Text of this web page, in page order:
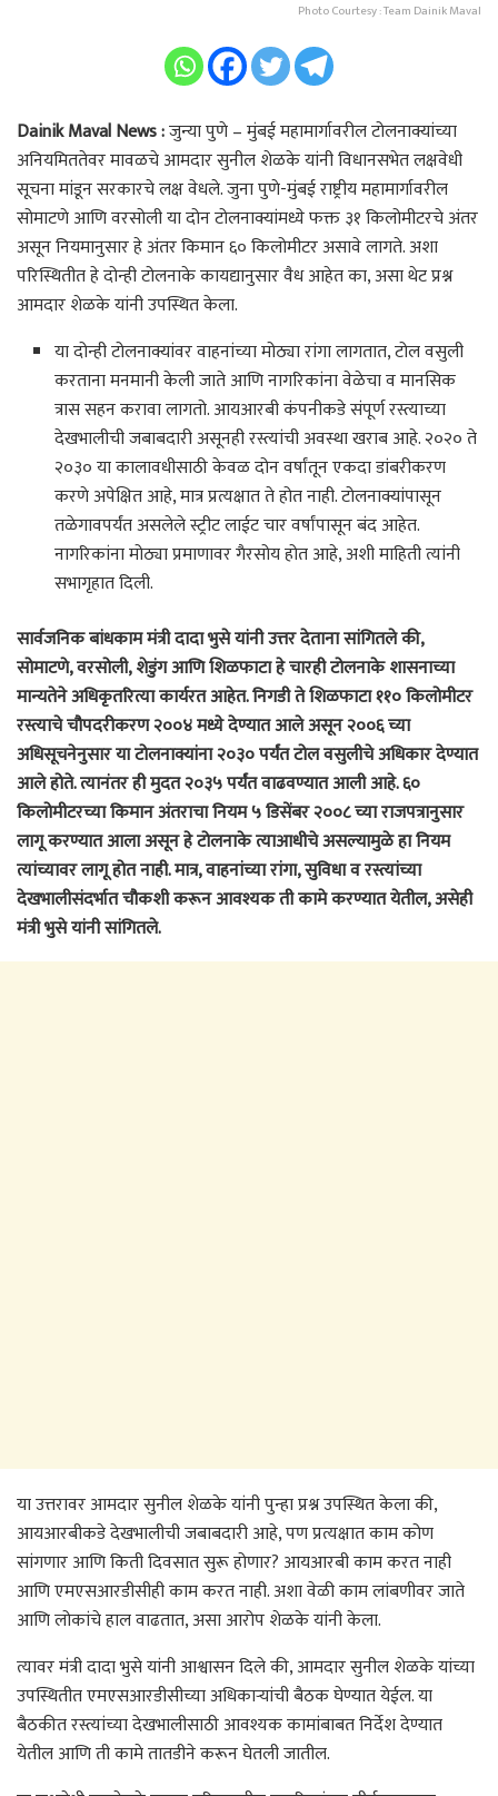
Photo Courtesy : Team Dainik Maval
Dainik Maval News :जुन्या पुणे – मुंबई महामार्गावरील टोलनाक्यांच्या
अनियमिततेवर मावळचे आमदार सुनील शेळके यांनी विधानसभेत लक्षवेधी
सूचना मांडून सरकारचे लक्ष वेधले. जुना पुणे-मुंबई राष्ट्रीय महामार्गावरील
सोमाटणे आणि वरसोली या दोन टोलनाक्यांमध्ये फक्त ३१ किलोमीटरचे अंतर
असून नियमानुसार हे अंतर किमान ६० किलोमीटर असावे लागते. अशा
परिस्थितीत हे दोन्ही टोलनाके कायद्यानुसार वैध आहेत का, असा थेट प्रश्न
आमदार शेळके यांनी उपस्थित केला.
या दोन्ही टोलनाक्यांवर वाहनांच्या मोठ्या रांगा लागतात, टोल वसुली
करताना मनमानी केली जाते आणि नागरिकांना वेळेचा व मानसिक
त्रास सहन करावा लागतो. आयआरबी कंपनीकडे संपूर्ण रस्त्याच्या
देखभालीची जबाबदारी असूनही रस्त्यांची अवस्था खराब आहे. २०२० ते
२०३० या कालावधीसाठी केवळ दोन वर्षांतून एकदा डांबरीकरण
करणे अपेक्षित आहे, मात्र प्रत्यक्षात ते होत नाही. टोलनाक्यांपासून
तळेगावपर्यंत असलेले स्ट्रीट लाईट चार वर्षांपासून बंद आहेत.
नागरिकांना मोठ्या प्रमाणावर गैरसोय होत आहे, अशी माहिती त्यांनी
सभागृहात दिली.
सार्वजनिक बांधकाम मंत्री दादा भुसे यांनी उत्तर देताना सांगितले की,
सोमाटणे, वरसोली, शेडुंग आणि शिळफाटा हे चारही टोलनाके शासनाच्या
मान्यतेने अधिकृतरित्या कार्यरत आहेत. निगडी ते शिळफाटा ११० किलोमीटर
रस्त्याचे चौपदरीकरण २००४ मध्ये देण्यात आले असून २००६ च्या
अधिसूचनेनुसार या टोलनाक्यांना २०३० पर्यंत टोल वसुलीचे अधिकार देण्यात
आले होते. त्यानंतर ही मुदत २०३५ पर्यंत वाढवण्यात आली आहे. ६०
किलोमीटरच्या किमान अंतराचा नियम ५ डिसेंबर २००८ च्या राजपत्रानुसार
लागू करण्यात आला असून हे टोलनाके त्याआधीचे असल्यामुळे हा नियम
त्यांच्यावर लागू होत नाही. मात्र, वाहनांच्या रांगा, सुविधा व रस्त्यांच्या
देखभालीसंदर्भात चौकशी करून आवश्यक ती कामे करण्यात येतील, असेही
मंत्री भुसे यांनी सांगितले.
या उत्तरावर आमदार सुनील शेळके यांनी पुन्हा प्रश्न उपस्थित केला की,
आयआरबीकडे देखभालीची जबाबदारी आहे, पण प्रत्यक्षात काम कोण
सांगणार आणि किती दिवसात सुरू होणार? आयआरबी काम करत नाही
आणि एमएसआरडीसीही काम करत नाही. अशा वेळी काम लांबणीवर जाते
आणि लोकांचे हाल वाढतात, असा आरोप शेळके यांनी केला.
त्यावर मंत्री दादा भुसे यांनी आश्वासन दिले की, आमदार सुनील शेळके यांच्या
उपस्थितीत एमएसआरडीसीच्या अधिकाऱ्यांची बैठक घेण्यात येईल. या
बैठकीत रस्त्यांच्या देखभालीसाठी आवश्यक कामांबाबत निर्देश देण्यात
येतील आणि ती कामे तातडीने करून घेतली जातील.